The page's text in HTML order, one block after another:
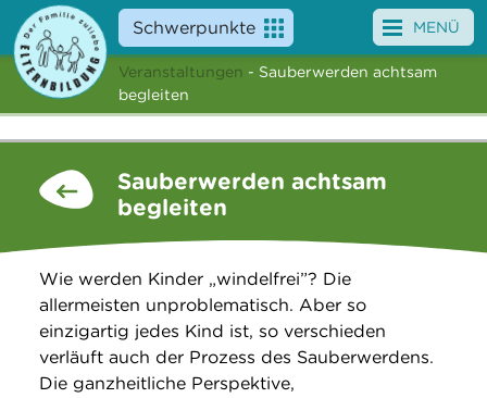
Schwerpunkte
Angebote
News
Über uns
Suche
MENÜ
Veranstaltungen - Sauberwerden achtsam
begleiten
Sauberwerden achtsam
begleiten
Wie werden Kinder „windelfrei”? Die
allermeisten unproblematisch. Aber so
einzigartig jedes Kind ist, so verschieden
verläuft auch der Prozess des Sauberwerdens.
Die ganzheitliche Perspektive,